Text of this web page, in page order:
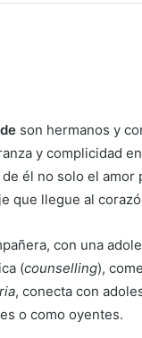
son hermanos y
y complicidad
él no solo el amor
que llegue al
con una
(counselling),
, conecta con
o como oyentes.